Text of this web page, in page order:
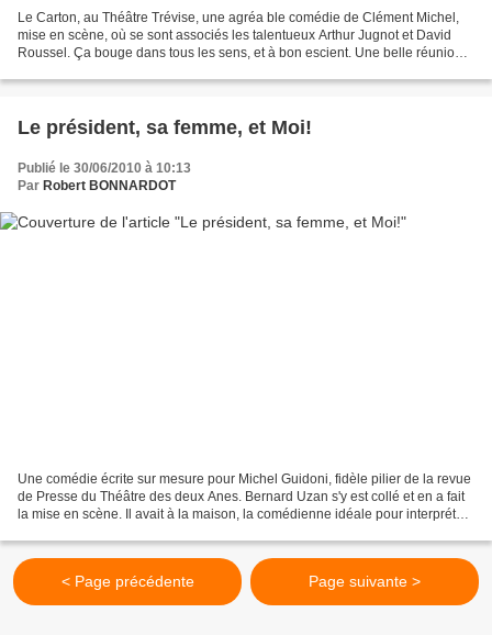
Le Carton, au Théâtre Trévise, une agréa ble comédie de Clément Michel,
mise en scène, où se sont associés les talentueux Arthur Jugnot et David
Roussel. Ça bouge dans tous les sens, et à bon escient. Une belle réunion
Le président, sa femme, et Moi!
Publié le 30/06/2010 à 10:13
Par Robert BONNARDOT
Une comédie écrite sur mesure pour Michel Guidoni, fidèle pilier de la revue
de Presse du Théâtre des deux Anes. Bernard Uzan s'y est collé et en a fait
la mise en scène. Il avait à la maison, la comédienne idéale pour interpréter
< Page précédente Page suivante >